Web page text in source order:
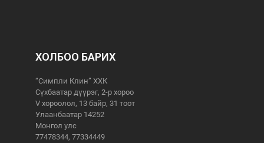
ХОЛБОО БАРИХ
“Симпли Клин” ХХК
Сүхбаатар дүүрэг, 2-р хороо
V хороолол, 13 байр, 31 тоот
Улаанбаатар 14252
Монгол улс
77478344, 77334449